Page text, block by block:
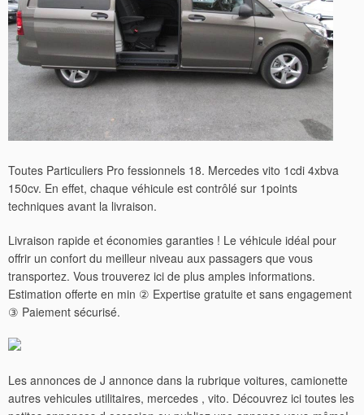
Toutes Particuliers Pro fessionnels 18. Mercedes vito 1cdi 4xbva
150cv. En effet, chaque véhicule est contrôlé sur 1points
techniques avant la livraison.
Livraison rapide et économies garanties ! Le véhicule idéal pour
offrir un confort du meilleur niveau aux passagers que vous
transportez. Vous trouverez ici de plus amples informations.
Estimation offerte en min ② Expertise gratuite et sans engagement
③ Paiement sécurisé.
Les annonces de J annonce dans la rubrique voitures, camionette
autres vehicules utilitaires, mercedes , vito. Découvrez ici toutes les